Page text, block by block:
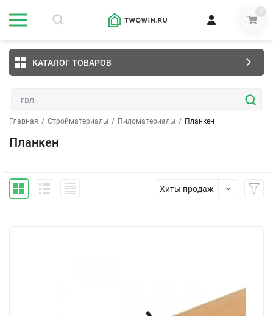
0
КАТАЛОГ ТОВАРОВ
Главная / Стройматериалы / Пиломатериалы / Планкен
Планкен
Хиты продаж